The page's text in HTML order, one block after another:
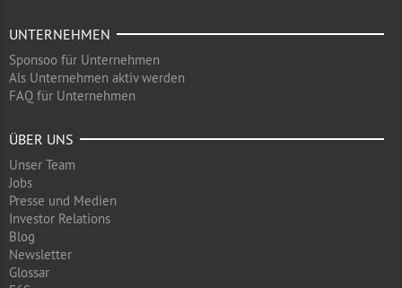
UNTERNEHMEN
Sponsoo für Unternehmen
Als Unternehmen aktiv werden
FAQ für Unternehmen
ÜBER UNS
Unser Team
Jobs
Presse und Medien
Investor Relations
Blog
Newsletter
Glossar